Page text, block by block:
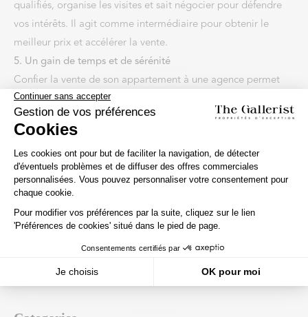
qualifiés, organise les visites et sait négocier pour défendre
vos intérêts. Il agit comme intermédiaire pour obtenir le
meilleur prix et accélérer la vente.
5. Un gain de temps et de sérénité
Confier la vente de son appartement à une agence permet
d’éviter les contraintes liées à la gestion des appels, des
visites et des négociations. Cela permet de vendre plus
rapidement et sans stress.
En résumé, passer par une agence immobilière à Paris
optimise la valorisation du bien, assure une transaction
sécurisée et permet de vendre dans les meilleures
conditions.